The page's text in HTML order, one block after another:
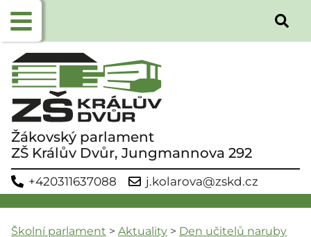
Žákovský parlament
ZŠ Králův Dvůr, Jungmannova 292
+420311637088 j.kolarova@zskd.cz
Školní parlament > Aktuality > Den učitelů naruby